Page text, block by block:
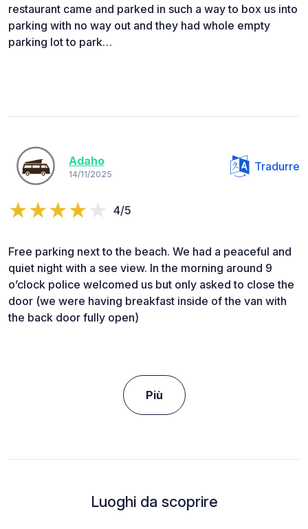
restaurant came and parked in such a way to box us into
parking with no way out and they had whole empty
parking lot to park…
Adaho
14/11/2025
Tradurre
4/5
Free parking next to the beach. We had a peaceful and
quiet night with a see view. In the morning around 9
o’clock police welcomed us but only asked to close the
door (we were having breakfast inside of the van with
the back door fully open)
Più
Luoghi da scoprire